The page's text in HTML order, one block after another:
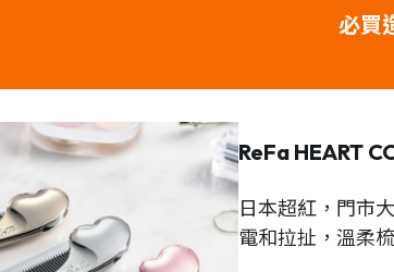
必買
ReFaHEART
日本超紅，門市
電和拉扯，溫柔